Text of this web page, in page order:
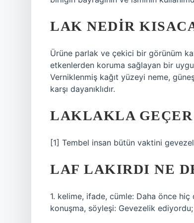
LAK NEDIR
Ürüne parlak ve çekici bir görünüm
etkenlerden koruma sağlayan bir
Verniklenmiş kağıt yüzeyi neme,
karşı dayanıklıdır.
LAKLAKLA
[1] Tembel insan bütün vaktini
LAF LAKIRDI NE
1. kelime, ifade, cümle: Daha önce
konuşma, söyleşi: Gevezelik